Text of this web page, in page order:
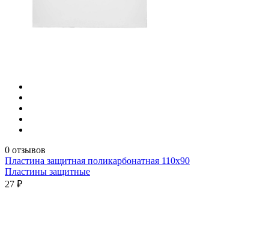
0 отзывов
Пластина защитная поликарбонатная 110х90
Пластины защитные
27 ₽